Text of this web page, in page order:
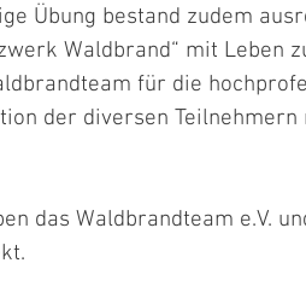
Übung bestand zudem
Waldbrand“ mit Leben
für die
der diversen
das Waldbrandteam e.V.